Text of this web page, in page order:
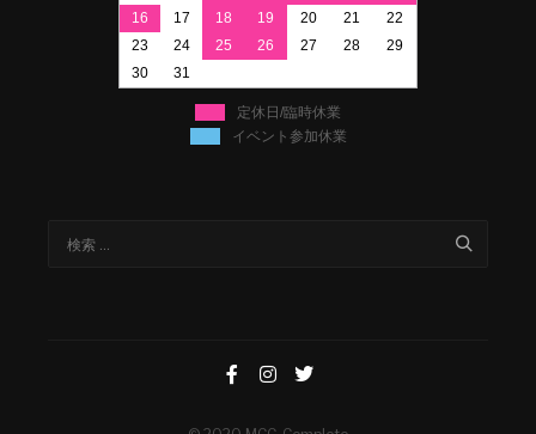
16
17 18 19 20 21
22
23
24 25 26 27 28
29
30
31
定休日/臨時休業
イベント参加休業